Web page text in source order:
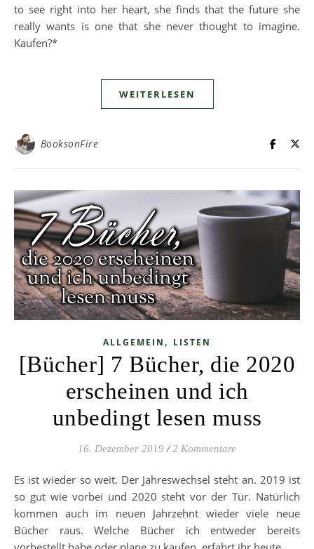
to see right into her heart, she finds that the future she
really wants is one that she never thought to imagine.
Kaufen?*
WEITERLESEN
BooksonFire
ALLGEMEIN , LISTEN
[Bücher] 7 Bücher, die 2020
erscheinen und ich
unbedingt lesen muss
16. Dezember 2019 / 2 Kommentare
Es ist wieder so weit. Der Jahreswechsel steht an. 2019 ist
so gut wie vorbei und 2020 steht vor der Tür. Natürlich
kommen auch im neuen Jahrzehnt wieder viele neue
Bücher raus. Welche Bücher ich entweder bereits